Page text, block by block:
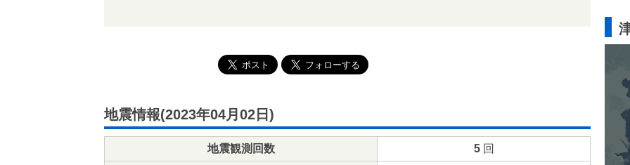
地震情報(2023年04月02日)
地震観測回数 5回